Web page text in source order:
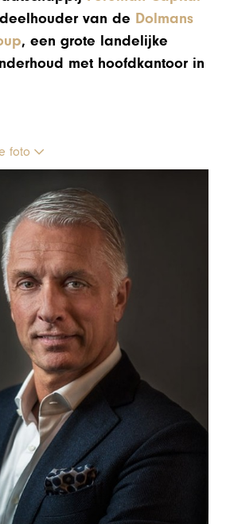
van de Dolmans
, een grote landelijke
met hoofdkantoor in
foto